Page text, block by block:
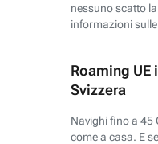
nessuno scatto
informazioni
Roaming UE
Svizzera
Navighi fino a 45
come a casa. E